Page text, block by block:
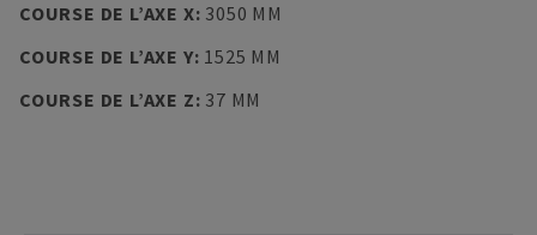
COURSE DE L’AXE X: 3050 MM
COURSE DE L’AXE Y: 1525 MM
COURSE DE L’AXE Z: 37 MM